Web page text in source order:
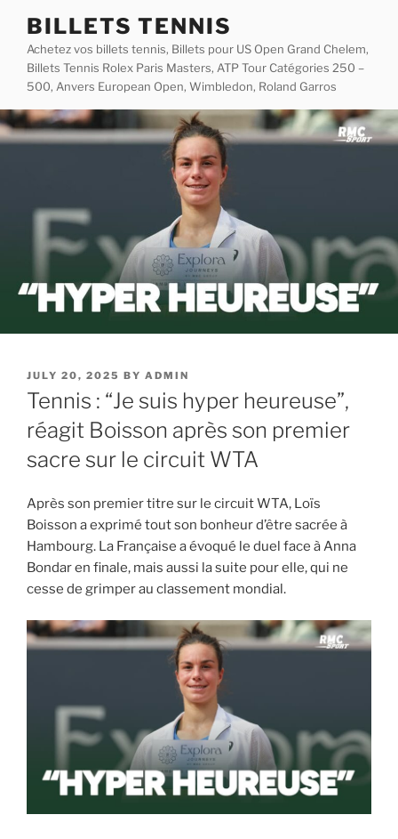
content
BILLETS TENNIS
Achetez vos billets tennis, Billets pour US Open Grand Chelem,
Billets Tennis Rolex Paris Masters, ATP Tour Catégories 250 –
500, Anvers European Open, Wimbledon, Roland Garros
POSTED
ON
JULY 20, 2025 BY ADMIN
Tennis : “Je suis hyper heureuse”,
réagit Boisson après son premier
sacre sur le circuit WTA
Après son premier titre sur le circuit WTA, Loïs
Boisson a exprimé tout son bonheur d’être sacrée à
Hambourg. La Française a évoqué le duel face à Anna
Bondar en finale, mais aussi la suite pour elle, qui ne
cesse de grimper au classement mondial.